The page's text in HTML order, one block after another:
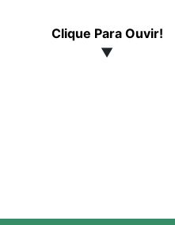
Clique Para Ouvir!
▼